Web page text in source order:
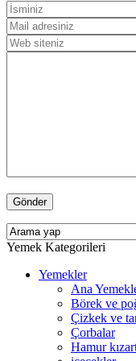
Yemek Kategorileri
Yemekler
Ana
Börek ve
Çizkek ve
Çorbalar
Hamur